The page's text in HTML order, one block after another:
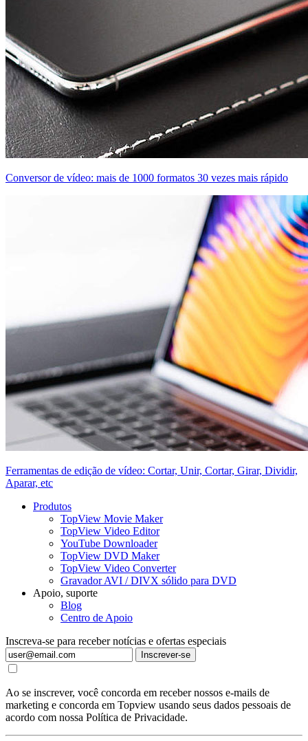
Conversor de vídeo: mais de 1000 formatos 30 vezes mais rápido
Ferramentas de edição de vídeo: Cortar, Unir, Cortar, Girar, Dividir,
Aparar, etc
Produtos
TopView Movie Maker
TopView Video Editor
YouTube Downloader
TopView DVD Maker
TopView Video Converter
Gravador AVI / DIVX sólido para DVD
Apoio, suporte
Blog
Centro de Apoio
Inscreva-se para receber notícias e ofertas especiais
Inscrever-se
Ao se inscrever, você concorda em receber nossos e-mails de
marketing e concorda em Topview usando seus dados pessoais de
acordo com nossa Política de Privacidade.